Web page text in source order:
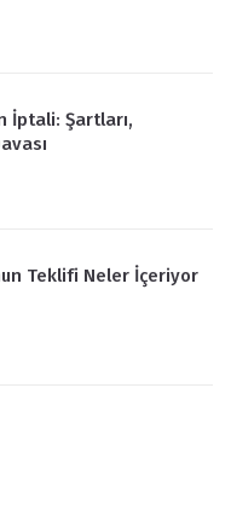
İptali: Şartları,
Teklifi Neler İçeriyor